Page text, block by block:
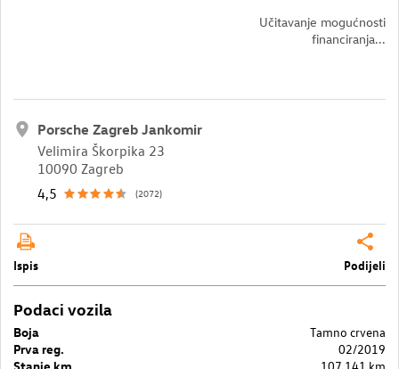
Učitavanje mogućnosti
financiranja...
Porsche Zagreb Jankomir
Velimira Škorpika 23
10090 Zagreb
4,5
(2072)
Ispis Podijeli
Podaci vozila
Boja
Tamno crvena
Prva reg.
02/2019
Stanje km
107.141 km